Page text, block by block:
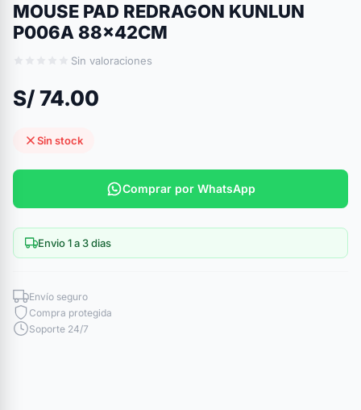
MOUSE PAD REDRAGON KUNLUN
P006A 88x42CM
Sin valoraciones
S/ 74.00
Sin stock
Comprar por WhatsApp
Envio 1 a 3 dias
Envío seguro
Compra protegida
Soporte 24/7